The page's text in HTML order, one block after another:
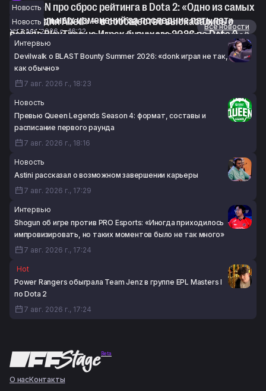
syndereN про сброс рейтинга в Dota 2: «Одно из самых
значительных изменений за последние пять лет»
7 авг. 2026 г., 16:22
Новость
«Легко для Abed» — в сообщество высказались о
победе PlayTime на Играх будущего 2026 по Dota 2
7 авг. 2026 г., 14:56
Новость
SumaiL пожаловался на качество перелёта в Шанхай
на The International 2026
7 авг. 2026 г., 14:55
Новости
Все новости
Интервью
Devilwalk о BLAST Bounty Summer 2026: «donk играл не так,
как обычно»
7 авг. 2026 г., 18:23
Новость
Превью Queen Legends Season 4: формат, составы и
расписание первого раунда
7 авг. 2026 г., 18:16
Новость
Astini рассказал о возможном завершении карьеры
7 авг. 2026 г., 17:29
Интервью
Shogun об игре против PRO Esports: «Иногда приходилось
импровизировать, но таких моментов было не так много»
7 авг. 2026 г., 17:24
Hot
Power Rangers обыграла Team Jenz в группе EPL Masters I
по Dota 2
7 авг. 2026 г., 17:24
Beta
О насКонтакты